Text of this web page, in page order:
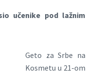
učenike pod lažnim
Geto za Srbe na
Kosmetu u 21-om